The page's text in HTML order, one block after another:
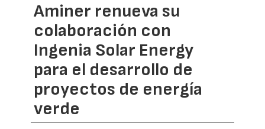
Aminer renueva su
colaboración con
Ingenia Solar Energy
para el desarrollo de
proyectos de energía
verde